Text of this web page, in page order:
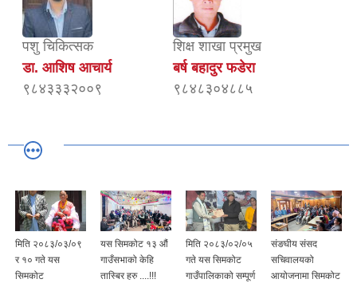
पशु चिकित्सक
डा. आशिष आचार्य
९८४३३३२००९
शिक्ष शाखा प्रमुख
बर्ष बहादुर फडेरा
९८४८३०४८८५
मिति २०८३/०३/०९
र १० गते यस
सिमकोट
यस सिमकोट १३ औं
गाउँसभाको केहि
तास्बिर हरु ....!!!
मिति २०८३/०२/०५
गते यस सिमकोट
गाउँपालिकाको सम्पूर्ण
संङघीय संसद
सचिवालयको
आयोजनामा सिमकोट